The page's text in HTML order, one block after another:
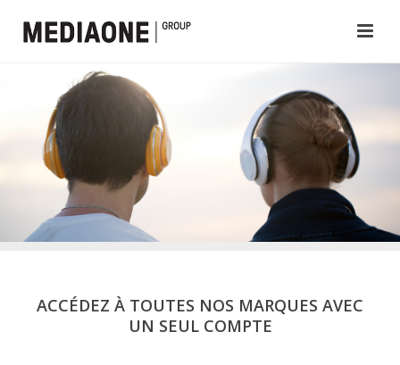
ACCÉDEZ À TOUTES NOS MARQUES AVEC
UN SEUL COMPTE